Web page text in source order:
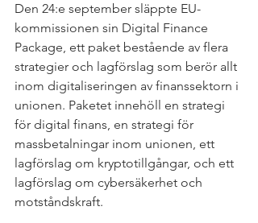
Den 24:e september släppte EU-
kommissionen sin Digital Finance
Package, ett paket bestående av flera
strategier och lagförslag som berör allt
inom digitaliseringen av finanssektorn i
unionen. Paketet innehöll en strategi
för digital finans, en strategi för
massbetalningar inom unionen, ett
lagförslag om kryptotillgångar, och ett
lagförslag om cybersäkerhet och
motståndskraft.